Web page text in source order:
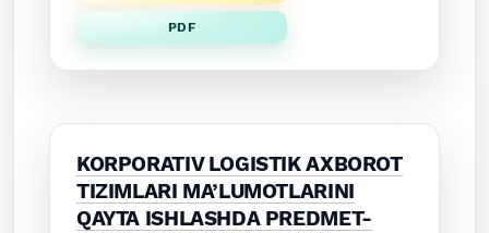
PDF
KORPORATIV LOGISTIK AXBOROT
TIZIMLARI MA’LUMOTLARINI
QAYTA ISHLASHDA PREDMET-